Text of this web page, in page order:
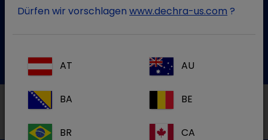
Kontaktieren Sie unseren Kundenservice.
Tel.:+49 7525 / 2050
Dürfen wir vorschlagenwww.dechra-us.com ?
AT AU
BA BE
BR CA